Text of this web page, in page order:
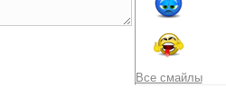
Все смайлы